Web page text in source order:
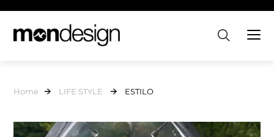
Home LIFE STYLE ESTILO